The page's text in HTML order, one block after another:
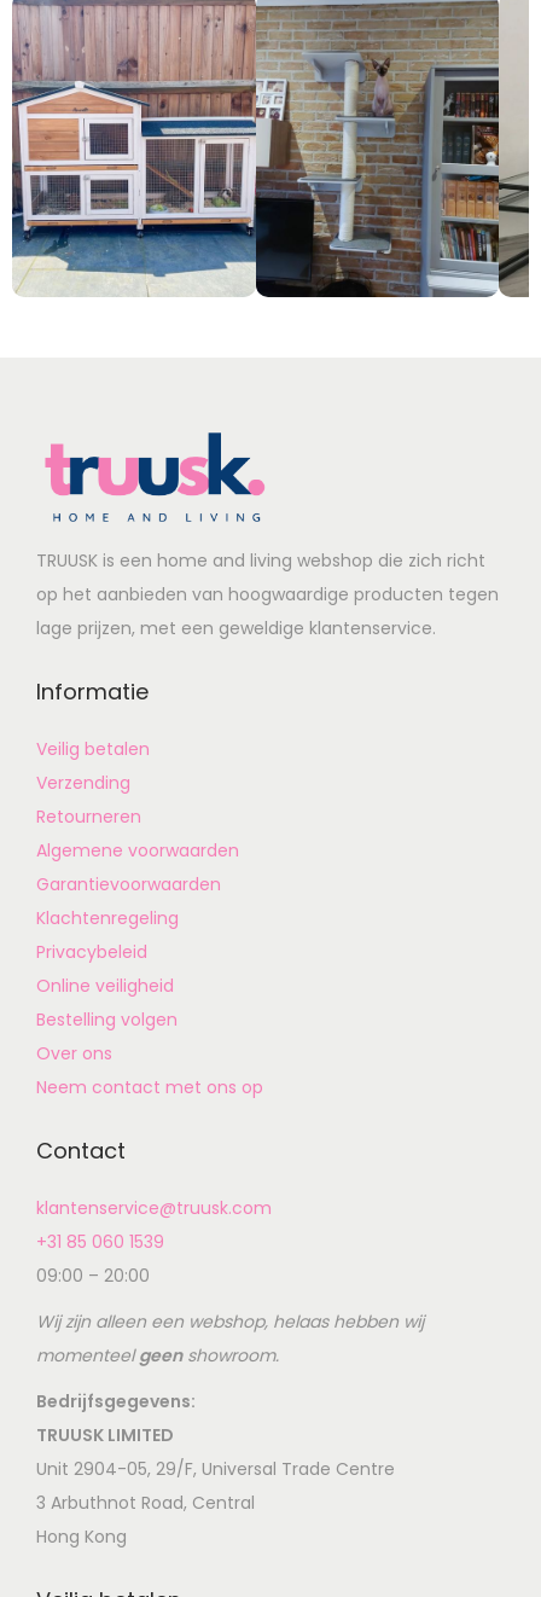
TRUUSK is een home and living webshop die zich richt
op het aanbieden van hoogwaardige producten tegen
lage prijzen, met een geweldige klantenservice.
Informatie
Veilig betalen
Verzending
Retourneren
Algemene voorwaarden
Garantievoorwaarden
Klachtenregeling
Privacybeleid
Online veiligheid
Bestelling volgen
Over ons
Neem contact met ons op
Contact
klantenservice@truusk.com
+31 85 060 1539
09:00 – 20:00
Wij zijn alleen een webshop, helaas hebben wij
momenteelgeenshowroom.
Bedrijfsgegevens:
TRUUSK LIMITED
Unit 2904-05, 29/F, Universal Trade Centre
3 Arbuthnot Road, Central
Hong Kong